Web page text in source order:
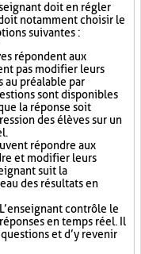
doit en régler
notamment choisir le
suivantes :
répondent aux
pas modifier leurs
au préalable par
sont disponibles
la réponse soit
des élèves sur un
répondre aux
et modifier leurs
suit la
des résultats en
contrôle le
en temps réel. Il
et d’y revenir